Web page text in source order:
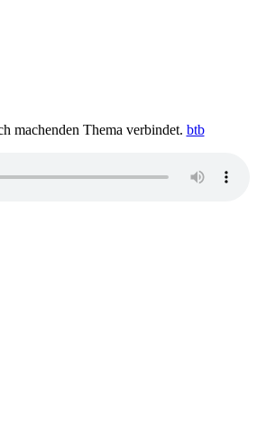
machenden Thema verbindet. btb